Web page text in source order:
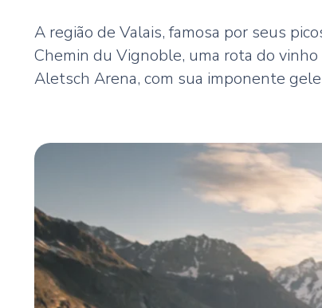
A região de Valais, famosa por seus
Chemin du Vignoble, uma rota do
Aletsch Arena, com sua imponente